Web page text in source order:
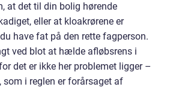
at det til din bolig hørende
eller at kloakrørene er
have fat på den rette fagperson.
ved blot at hælde afløbsrens i
det er ikke her problemet ligger –
som i reglen er forårsaget af